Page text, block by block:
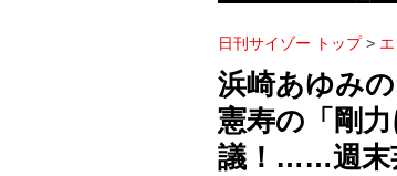
日刊サイゾー トップ>
浜崎あゆみ
憲寿の「剛
議！……週末